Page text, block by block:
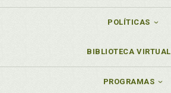
POLÍTICAS
BIBLIOTECA VIRTUAL
PROGRAMAS